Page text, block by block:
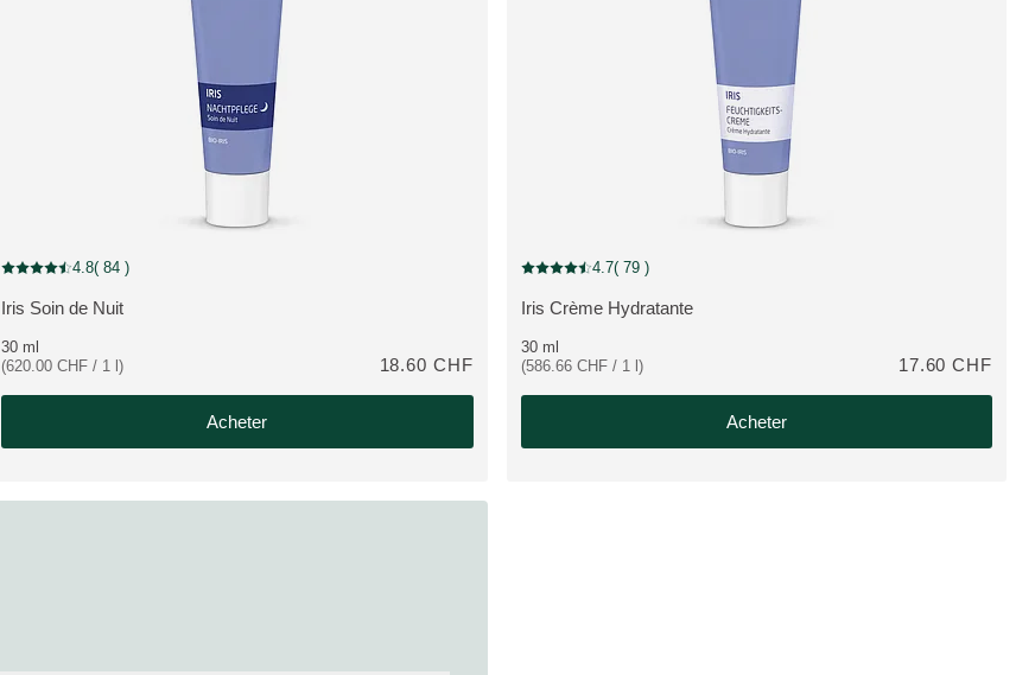
PLUS:
Iris Soin de Nuit
Note actuelle : 4.8 sur 5 étoiles Noté par 84 clients
4.8( 84 )
30 ml
(620.00 CHF / 1 l)
18.60 CHF
Acheter
PLUS:
Iris Crème Hydratante
Note actuelle : 4.7 sur 5 étoiles Noté par 79 clients
4.7( 79 )
30 ml
(586.66 CHF / 1 l)
17.60 CHF
Acheter